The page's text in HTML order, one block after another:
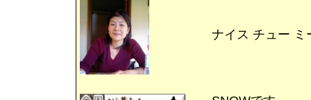
ナイス チュー ミ